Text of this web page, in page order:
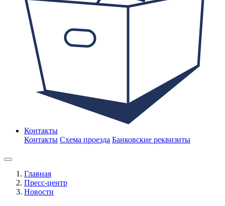
Контакты
Контакты Схема проезда Банковские реквизиты
Главная
Пресс-центр
Новости